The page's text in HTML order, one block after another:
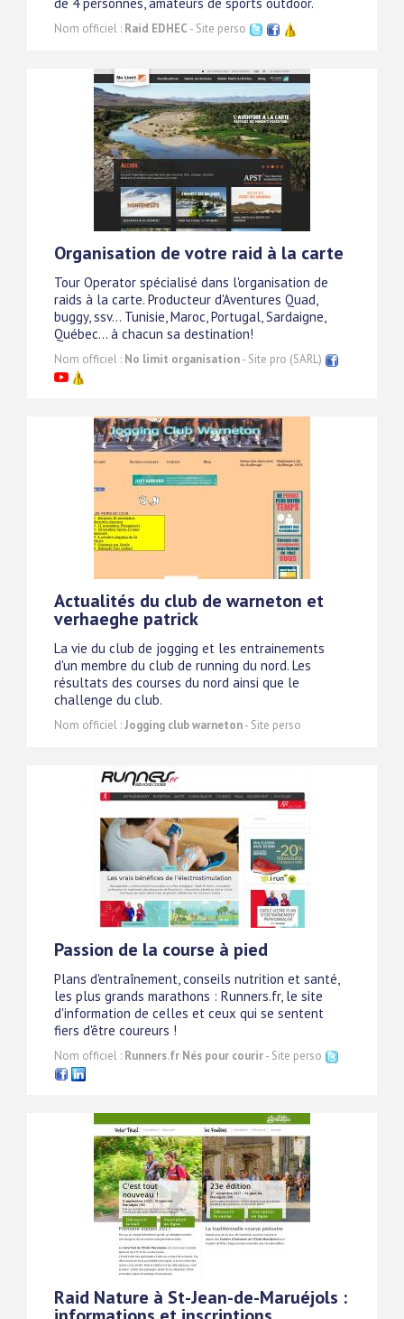
Nom officiel : Raid EDHEC - Site perso
Organisation de votre raid à la carte
Tour Operator spécialisé dans l'organisation de
raids à la carte. Producteur d'Aventures Quad,
buggy, ssv... Tunisie, Maroc, Portugal, Sardaigne,
Québec... à chacun sa destination!
Nom officiel : No limit organisation- Site pro (SARL)
Actualités du club de warneton et
verhaeghe patrick
La vie du club de jogging et les entrainements
d'un membre du club de running du nord. Les
résultats des courses du nord ainsi que le
challenge du club.
Nom officiel :Jogging club warneton- Site perso
Passion de la course à pied
Plans d'entraînement, conseils nutrition et santé,
les plus grands marathons : Runners.fr, le site
d'information de celles et ceux qui se sentent
fiers d'être coureurs !
Nom officiel : Runners.fr Nés pour courir- Site perso
Raid Nature à St-Jean-de-Maruéjols :